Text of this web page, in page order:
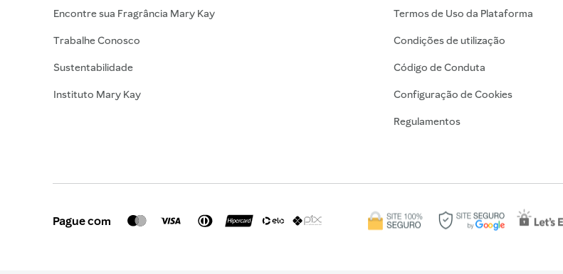
Encontre sua Fragrância Mary Kay
Trabalhe Conosco
Sustentabilidade
Instituto Mary Kay
Termos de Uso da Plataforma
Condições de utilização
Código de Conduta
Configuração de Cookies
Regulamentos
Pague com